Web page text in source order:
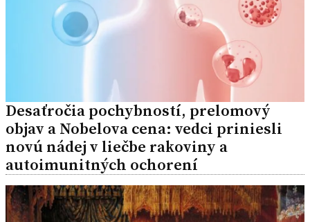
Desaťročia pochybností, prelomový
objav a Nobelova cena: vedci priniesli
novú nádej v liečbe rakoviny a
autoimunitných ochorení